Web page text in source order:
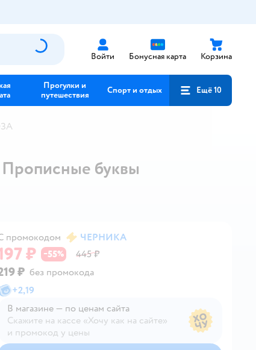
Войти Бонусная карта Корзина
Прогулки и
путешествия
Спорт и отдых Ещё 10
буквы
промокодом ЧЕРНИКА
₽ −55% 445 ₽
₽ без промокода
+2,19
В магазине — по ценам сайта
Скажите на кассе «Хочу как на сайте»
и промокод у цены
В магазине — по ценам сайта